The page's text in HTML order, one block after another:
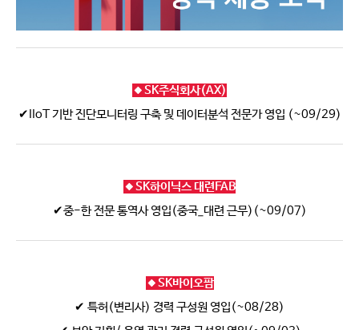
🔸SK주식회사(AX)
✔IIoT 기반 진단모니터링 구축 및 데이터분석 전문가 영입 (~09/29)
🔸SK하이닉스 대련FAB
✔중-한 전문 통역사 영입(중국_대련 근무)(~09/07)
🔸SK바이오팜
✔ 특허(변리사) 경력 구성원 영입(~08/28)